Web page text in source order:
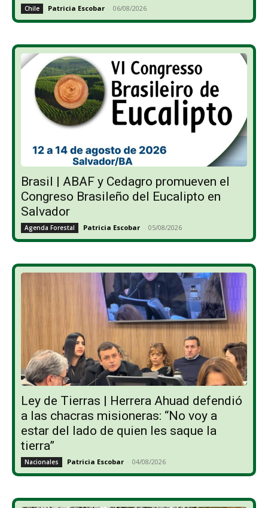
Chile Patricia Escobar - 06/08/2026
Brasil | ABAF y Cedagro promueven el
Congreso Brasileño del Eucalipto en
Salvador
Agenda Forestal Patricia Escobar - 05/08/2026
Ley de Tierras | Herrera Ahuad defendió
a las chacras misioneras: “No voy a
estar del lado de quien les saque la
tierra”
Nacionales Patricia Escobar - 04/08/2026